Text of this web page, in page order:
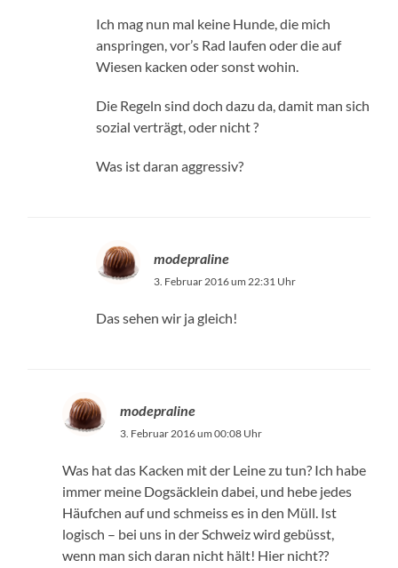
Ich mag nun mal keine Hunde, die mich
anspringen, vor’s Rad laufen oder die auf
Wiesen kacken oder sonst wohin.
Die Regeln sind doch dazu da, damit man sich
sozial verträgt, oder nicht ?
Was ist daran aggressiv?
modepraline
3. Februar 2016 um 22:31 Uhr
Das sehen wir ja gleich!
modepraline
3. Februar 2016 um 00:08 Uhr
Was hat das Kacken mit der Leine zu tun? Ich habe
immer meine Dogsäcklein dabei, und hebe jedes
Häufchen auf und schmeiss es in den Müll. Ist
logisch – bei uns in der Schweiz wird gebüsst,
wenn man sich daran nicht hält! Hier nicht??